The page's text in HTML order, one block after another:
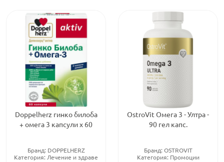
Doppelherz гинко билоба
+ омега 3 капсули х 60
Бранд: DOPPELHERZ
Категория: Лечение и здраве
OstroVit Омега 3 - Ултра -
90 гел капс.
Бранд: OSTROVIT
Категория: Промоции